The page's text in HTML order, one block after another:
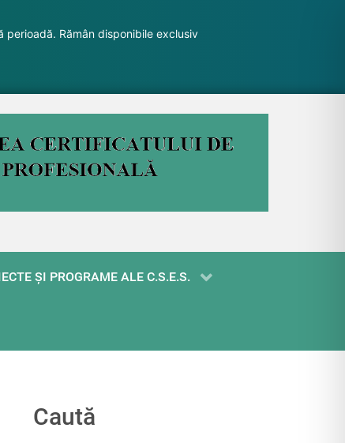
perioadă. Rămân disponibile exclusiv
ŞI PROGRAME ALE C.S.E.S.
Caută